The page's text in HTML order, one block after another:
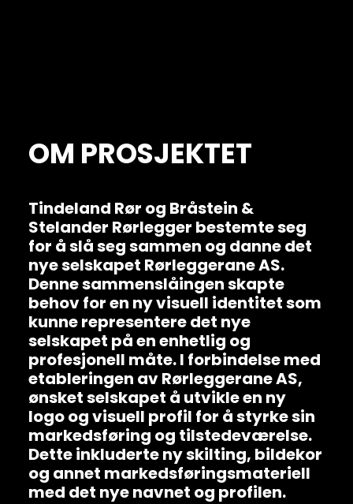
OM PROSJEKTET
Tindeland Rør og Bråstein &
Stelander Rørlegger bestemte seg
for å slå seg sammen og danne det
nye selskapet Rørleggerane AS.
Denne sammenslåingen skapte
behov for en ny visuell identitet som
kunne representere det nye
selskapet på en enhetlig og
profesjonell måte. I forbindelse med
etableringen av Rørleggerane AS,
ønsket selskapet å utvikle en ny
logo og visuell profil for å styrke sin
markedsføring og tilstedeværelse.
Dette inkluderte ny skilting, bildekor
og annet markedsføringsmateriell
med det nye navnet og profilen.